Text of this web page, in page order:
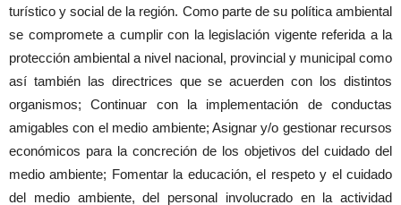
turístico y social de la región. Como parte de su política ambiental
se compromete a cumplir con la legislación vigente referida a la
protección ambiental a nivel nacional, provincial y municipal como
así también las directrices que se acuerden con los distintos
organismos; Continuar con la implementación de conductas
amigables con el medio ambiente; Asignar y/o gestionar recursos
económicos para la concreción de los objetivos del cuidado del
medio ambiente; Fomentar la educación, el respeto y el cuidado
del medio ambiente, del personal involucrado en la actividad